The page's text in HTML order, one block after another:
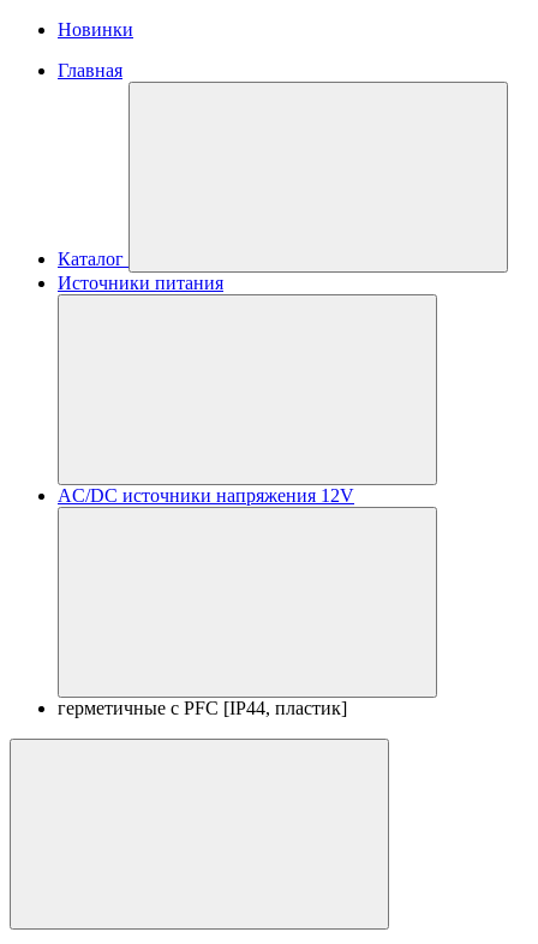
Новинки
Главная
Каталог
Источники питания
AC/DC источники напряжения 12V
герметичные с PFC [IP44, пластик]